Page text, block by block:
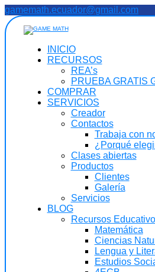
Saltar
al
contenido
gamemath.ecuador@gmail.com
INICIO
RECURSOS
REA’s
PRUEBA GRATIS
COMPRAR
SERVICIOS
Creador
Contactos
Trabaja con
¿Porqué
Clases abiertas
Productos
Clientes
Galería
Servicios
BLOG
Recursos
Matemática
Ciencias
Lengua y
Estudios